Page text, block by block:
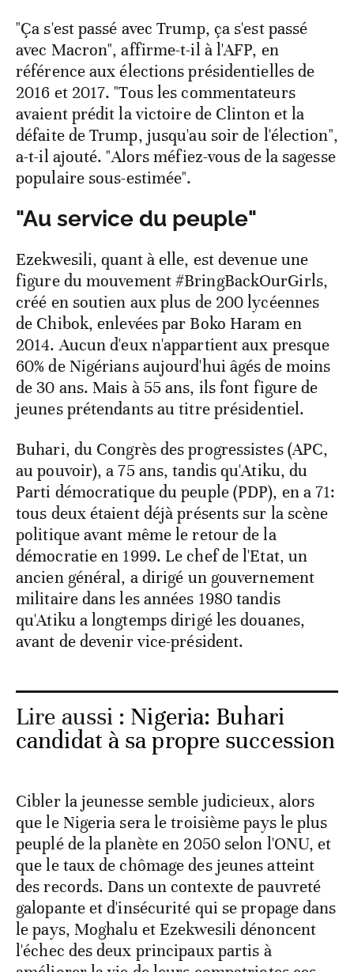
"Ça s'est passé avec Trump, ça s'est passé
avec Macron", affirme-t-il à l'AFP, en
référence aux élections présidentielles de
2016 et 2017. "Tous les commentateurs
avaient prédit la victoire de Clinton et la
défaite de Trump, jusqu'au soir de l'élection",
a-t-il ajouté. "Alors méfiez-vous de la sagesse
populaire sous-estimée".
"Au service du peuple"
Ezekwesili, quant à elle, est devenue une
figure du mouvement #BringBackOurGirls,
créé en soutien aux plus de 200 lycéennes
de Chibok, enlevées par Boko Haram en
2014. Aucun d'eux n'appartient aux presque
60% de Nigérians aujourd'hui âgés de moins
de 30 ans. Mais à 55 ans, ils font figure de
jeunes prétendants au titre présidentiel.
Buhari, du Congrès des progressistes (APC,
au pouvoir), a 75 ans, tandis qu'Atiku, du
Parti démocratique du peuple (PDP), en a 71:
tous deux étaient déjà présents sur la scène
politique avant même le retour de la
démocratie en 1999. Le chef de l'Etat, un
ancien général, a dirigé un gouvernement
militaire dans les années 1980 tandis
qu'Atiku a longtemps dirigé les douanes,
avant de devenir vice-président.
Lire aussi : Nigeria: Buhari
candidat à sa propre succession
Cibler la jeunesse semble judicieux, alors
que le Nigeria sera le troisième pays le plus
peuplé de la planète en 2050 selon l'ONU, et
que le taux de chômage des jeunes atteint
des records. Dans un contexte de pauvreté
galopante et d'insécurité qui se propage dans
le pays, Moghalu et Ezekwesili dénoncent
l'échec des deux principaux partis à